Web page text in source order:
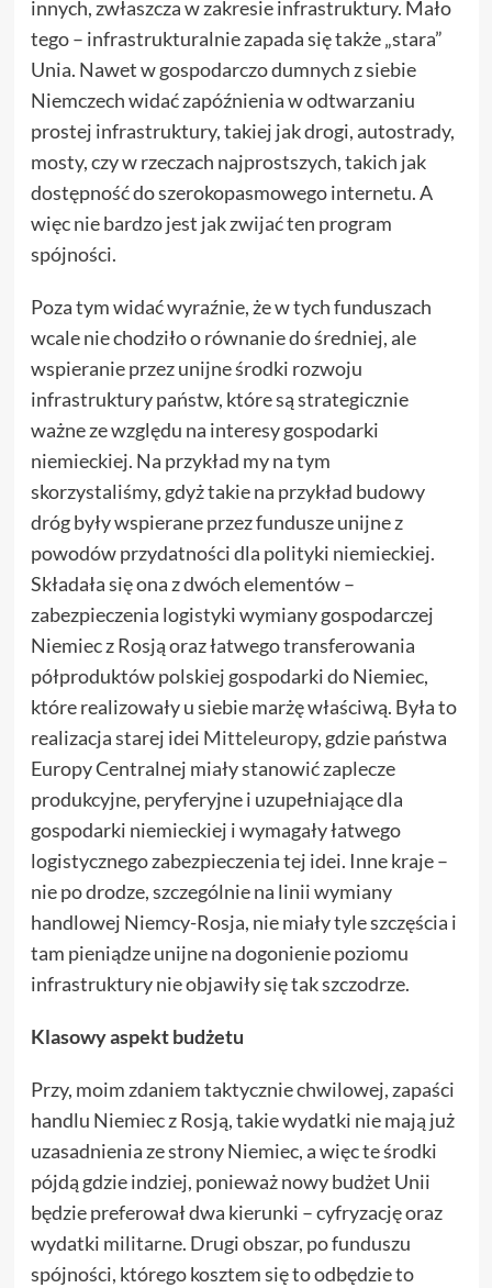
innych, zwłaszcza w zakresie infrastruktury. Mało
tego – infrastrukturalnie zapada się także „stara”
Unia. Nawet w gospodarczo dumnych z siebie
Niemczech widać zapóźnienia w odtwarzaniu
prostej infrastruktury, takiej jak drogi, autostrady,
mosty, czy w rzeczach najprostszych, takich jak
dostępność do szerokopasmowego internetu. A
więc nie bardzo jest jak zwijać ten program
spójności.
Poza tym widać wyraźnie, że w tych funduszach
wcale nie chodziło o równanie do średniej, ale
wspieranie przez unijne środki rozwoju
infrastruktury państw, które są strategicznie
ważne ze względu na interesy gospodarki
niemieckiej. Na przykład my na tym
skorzystaliśmy, gdyż takie na przykład budowy
dróg były wspierane przez fundusze unijne z
powodów przydatności dla polityki niemieckiej.
Składała się ona z dwóch elementów –
zabezpieczenia logistyki wymiany gospodarczej
Niemiec z Rosją oraz łatwego transferowania
półproduktów polskiej gospodarki do Niemiec,
które realizowały u siebie marżę właściwą. Była to
realizacja starej idei Mitteleuropy, gdzie państwa
Europy Centralnej miały stanowić zaplecze
produkcyjne, peryferyjne i uzupełniające dla
gospodarki niemieckiej i wymagały łatwego
logistycznego zabezpieczenia tej idei. Inne kraje –
nie po drodze, szczególnie na linii wymiany
handlowej Niemcy-Rosja, nie miały tyle szczęścia i
tam pieniądze unijne na dogonienie poziomu
infrastruktury nie objawiły się tak szczodrze.
Klasowy aspekt budżetu
Przy, moim zdaniem taktycznie chwilowej, zapaści
handlu Niemiec z Rosją, takie wydatki nie mają już
uzasadnienia ze strony Niemiec, a więc te środki
pójdą gdzie indziej, ponieważ nowy budżet Unii
będzie preferował dwa kierunki – cyfryzację oraz
wydatki militarne. Drugi obszar, po funduszu
spójności, którego kosztem się to odbędzie to